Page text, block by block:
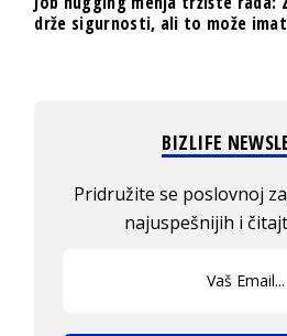
drže sigurnosti, ali to može
BIZLIFE
Pridružite se poslovnoj
najuspešnijih i